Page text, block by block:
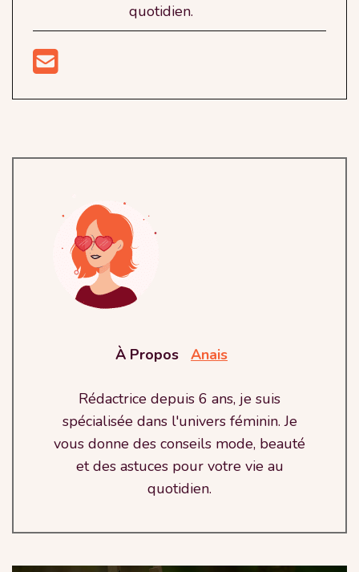
quotidien.
À Propos Anais
Rédactrice depuis 6 ans, je suis
spécialisée dans l'univers féminin. Je
vous donne des conseils mode, beauté
et des astuces pour votre vie au
quotidien.